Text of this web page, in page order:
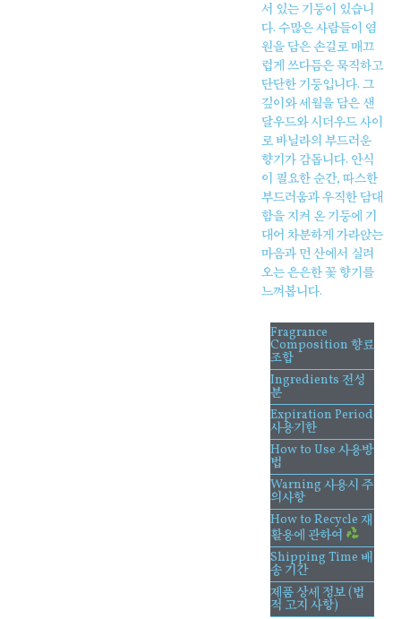
서 있는 기둥이 있습니
다. 수많은 사람들이 염
원을 담은 손길로 매끄
럽게 쓰다듬은 묵직하고
단단한 기둥입니다. 그
깊이와 세월을 담은 샌
달우드와 시더우드 사이
로 바닐라의 부드러운
향기가 감돕니다. 안식
이 필요한 순간, 따스한
부드러움과 우직한 담대
함을 지켜 온 기둥에 기
대어 차분하게 가라앉는
마음과 먼 산에서 실려
오는 은은한 꽃 향기를
느껴봅니다.
Fragrance
Composition 향료
조합
Ingredients 전성
분
Expiration Period
사용기한
How to Use 사용방
법
Warning 사용시 주
의사항
How to Recycle 재
활용에 관하여
Shipping Time 배
송 기간
제품 상세 정보 (법
적 고지 사항)